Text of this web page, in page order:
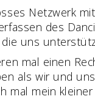
Netzwerk
des
die uns
mal einen
als wir und
mal mein kleiner